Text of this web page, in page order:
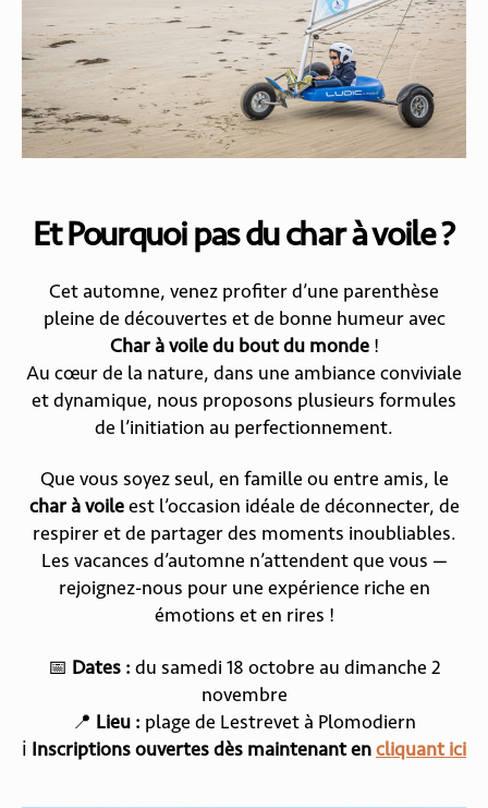
Et Pourquoi pas du char à voile ?
Cet automne, venez profiter d’une parenthèse
pleine de découvertes et de bonne humeur avec
Char à voile du bout du monde!
Au cœur de la nature, dans une ambiance conviviale
et dynamique, nous proposons plusieurs formules
de l’initiation au perfectionnement.
Que vous soyez seul, en famille ou entre amis, le
char à voileest l’occasion idéale de déconnecter, de
respirer et de partager des moments inoubliables.
Les vacances d’automne n’attendent que vous —
rejoignez-nous pour une expérience riche en
émotions et en rires !
📅 Dates : du samedi 18 octobre au dimanche 2
novembre
📍 Lieu : plage de Lestrevet à Plomodiern
ℹ️ Inscriptions ouvertes dès maintenant encliquant ici